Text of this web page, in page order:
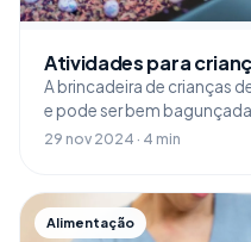
Atividades para
A brincadeira de crianças
e pode ser bem
29 nov 2024 · 4 min
Alimentação